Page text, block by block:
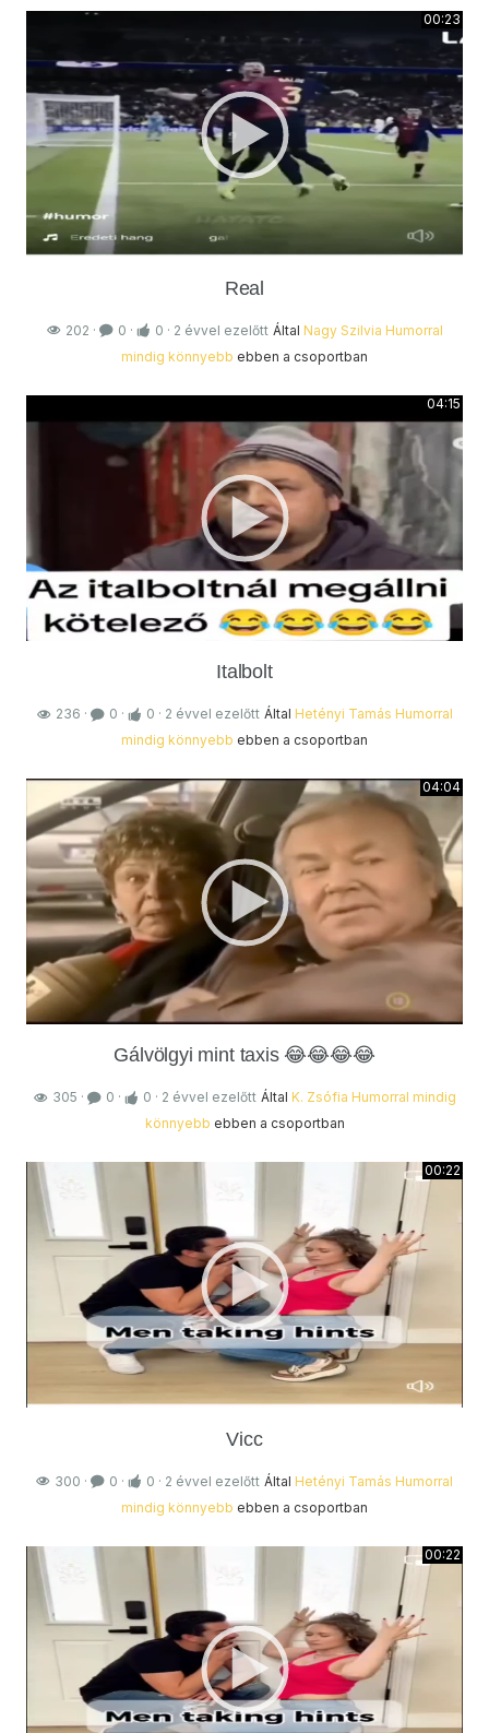
00:23
Real
202 · 0 · 0 · 2 évvel ezelőtt Által Nagy Szilvia Humorral
mindig könnyebb ebben a csoportban
04:15
Italbolt
236 · 0 · 0 · 2 évvel ezelőtt Által Hetényi Tamás Humorral
mindig könnyebb ebben a csoportban
04:04
Gálvölgyi mint taxis 😂😂😂😂
305 · 0 · 0 · 2 évvel ezelőtt Által K. Zsófia Humorral mindig
könnyebb ebben a csoportban
00:22
Vicc
300 · 0 · 0 · 2 évvel ezelőtt Által Hetényi Tamás Humorral
mindig könnyebb ebben a csoportban
00:22